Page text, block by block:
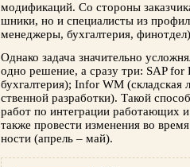
модифи­каций. Со стороны
шники, но и специалисты из
менеджеры, бухгалтерия,
Однако задача значительно
одно решение, а сразу три: SAP for
бухгалтерия); Infor WM
ственной разработки). Такой
работ по интеграции работающих
также провести изменения во
ности (апрель – май).